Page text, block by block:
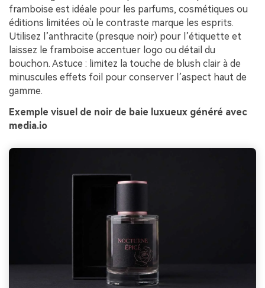
framboise est idéale pour les parfums, cosmétiques ou
éditions limitées où le contraste marque les esprits.
Utilisez l’anthracite (presque noir) pour l’étiquette et
laissez le framboise accentuer logo ou détail du
bouchon. Astuce : limitez la touche de blush clair à de
minuscules effets foil pour conserver l’aspect haut de
gamme.
Exemple visuel de noir de baie luxueux généré avec
media.io